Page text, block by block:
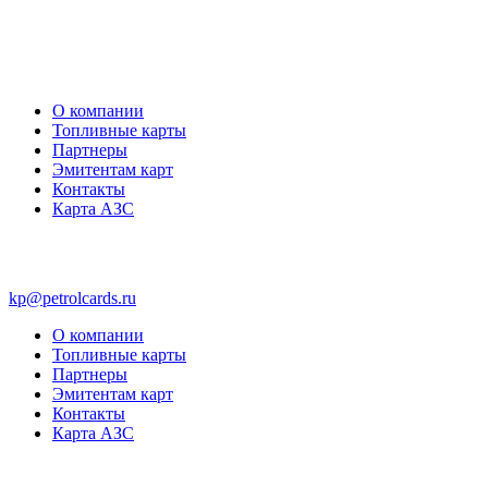
О компании
Топливные карты
Партнеры
Эмитентам карт
Контакты
Карта АЗС
kp@petrolcards.ru
О компании
Топливные карты
Партнеры
Эмитентам карт
Контакты
Карта АЗС